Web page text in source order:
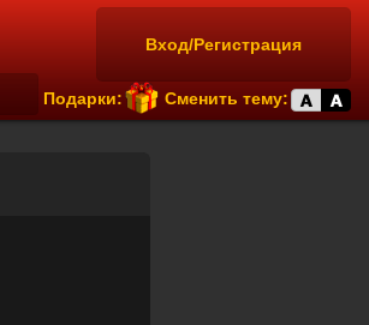
Вход/Регистрация
Подарки: Сменить тему: